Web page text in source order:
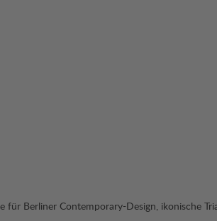
Berliner Contemporary-Design, ikonische